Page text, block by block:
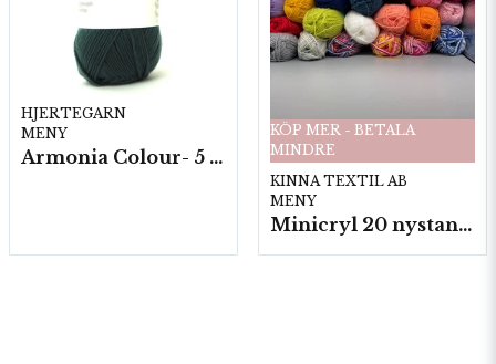
HJERTEGARN
MENY
Armonia Colour- 5 härv/fp. a100 g.
KÖP MER - BETALA
MINDRE
KINNA TEXTIL AB
MENY
Minicryl 20 nystan a25g./fp.